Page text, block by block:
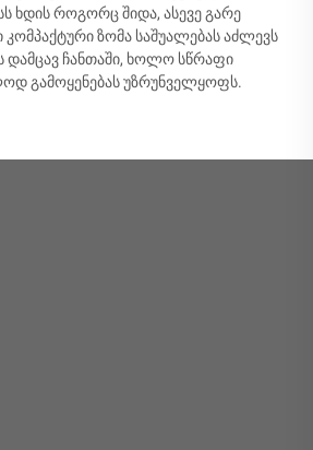
ხდის როგორც შიდა, ასევე გარე
კომპაქტური ზომა საშუალებას აძლევს
დამცავ ჩანთაში, ხოლო სწრაფი
გამოყენებას უზრუნველყოფს.